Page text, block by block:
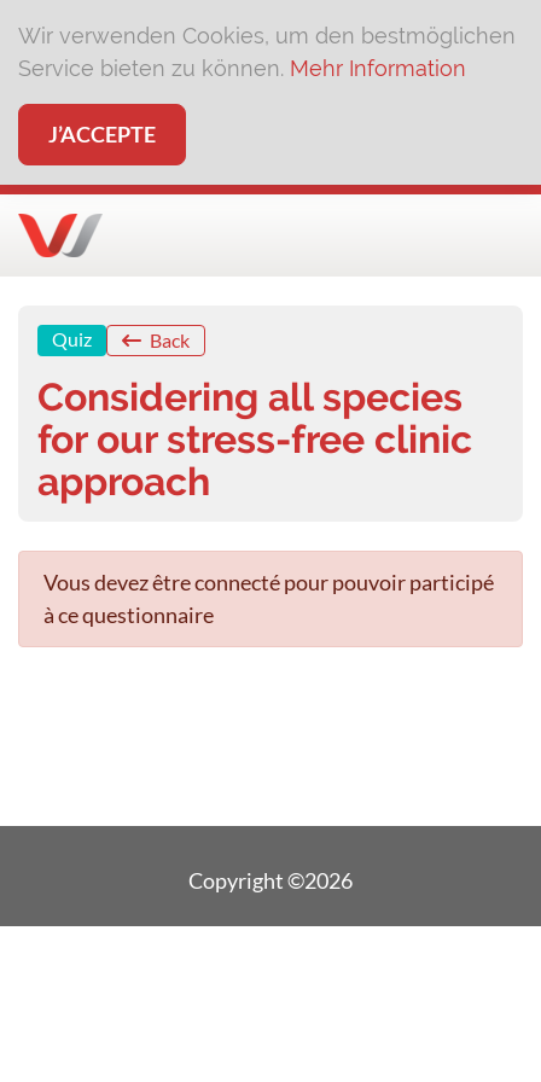
Wir verwenden Cookies, um den bestmöglichen
Service bieten zu können. Mehr Information
J’ACCEPTE
Quiz Back
Considering all species
for our stress-free clinic
approach
Vous devez être connecté pour pouvoir participé
à ce questionnaire
Copyright ©2026